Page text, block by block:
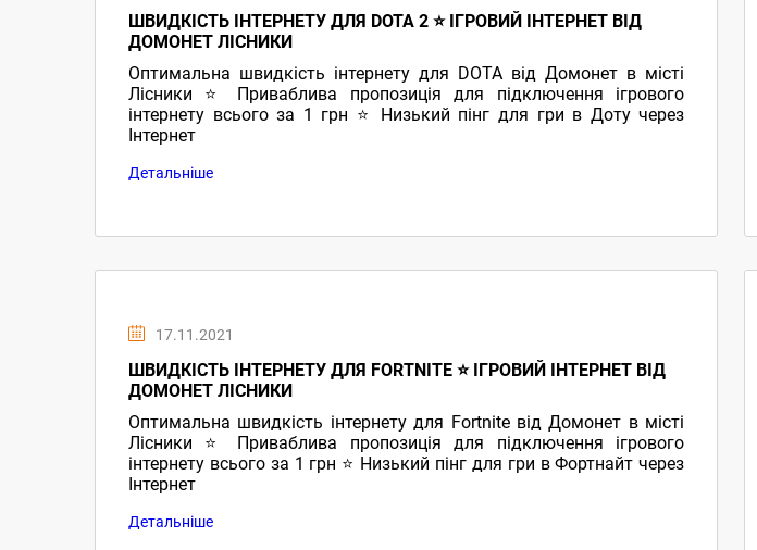
ШВИДКІСТЬ ІНТЕРНЕТУ ДЛЯ DOTA 2 ⭐ ІГРОВИЙ ІНТЕРНЕТ ВІД
ДОМОНЕТ ЛІСНИКИ
Оптимальна швидкість інтернету для DOTA від Домонет в місті
Лісники ⭐ Приваблива пропозиція для підключення ігрового
інтернету всього за 1 грн ⭐ Низький пінг для гри в Доту через
Інтернет
Детальніше
17.11.2021
ШВИДКІСТЬ ІНТЕРНЕТУ ДЛЯ FORTNITE ⭐ ІГРОВИЙ ІНТЕРНЕТ ВІД
ДОМОНЕТ ЛІСНИКИ
Оптимальна швидкість інтернету для Fortnite від Домонет в місті
Лісники ⭐ Приваблива пропозиція для підключення ігрового
інтернету всього за 1 грн ⭐ Низький пінг для гри в Фортнайт через
Інтернет
Детальніше